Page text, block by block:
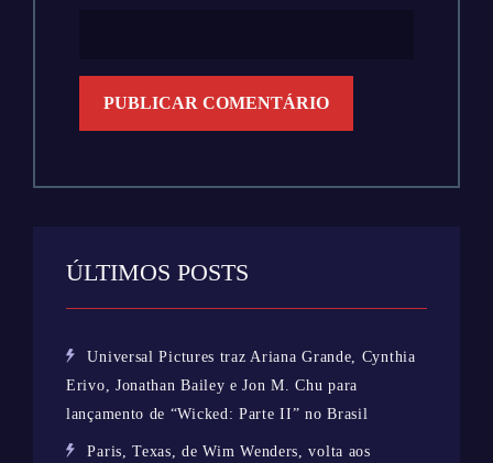
ÚLTIMOS POSTS
Universal Pictures traz Ariana Grande, Cynthia
Erivo, Jonathan Bailey e Jon M. Chu para
lançamento de “Wicked: Parte II” no Brasil
Paris, Texas, de Wim Wenders, volta aos